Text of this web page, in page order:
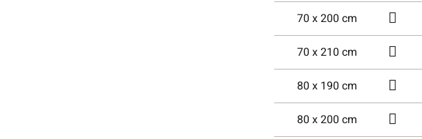
70 x 200 cm
70 x 210 cm
80 x 190 cm
80 x 200 cm